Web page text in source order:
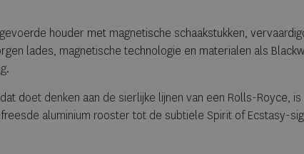
houder met magnetische schaakstukken,
lades, magnetische technologie en materialen als
doet denken aan de sierlijke lijnen van een Rolls-Royce,
aluminium rooster tot de subtiele Spirit of Ecstasy-